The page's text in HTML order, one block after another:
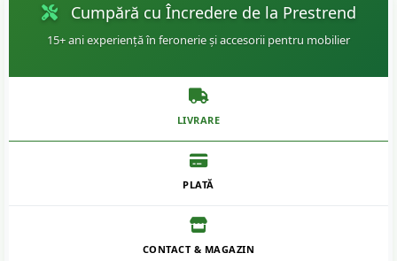
Cumpără cu Încredere de la Prestrend
15+ ani experiență în feronerie și accesorii pentru mobilier
LIVRARE
PLATĂ
CONTACT & MAGAZIN